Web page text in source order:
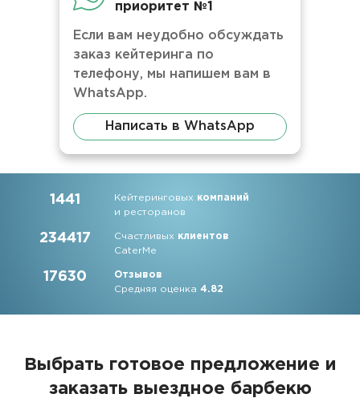
приоритет №1
Если вам неудобно обсуждать
заказ кейтеринга по
телефону, мы напишем вам в
WhatsApp.
Написать в WhatsApp
1441 Кейтеринговых компаний
и ресторанов
234417 Счастливых клиентов
CaterMe
17630
Отзывов
Средняя оценка4.82
Выбрать готовое предложение и
заказать выездное барбекю